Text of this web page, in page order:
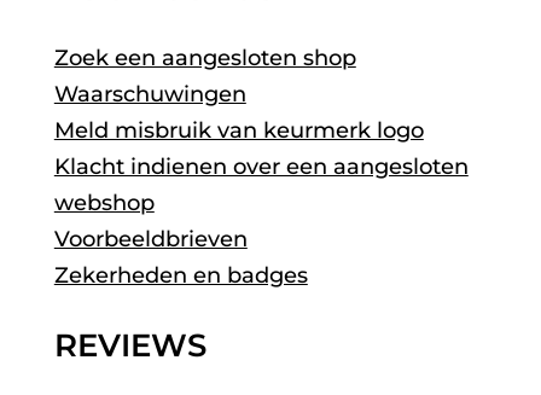
Zoek een aangesloten shop
Waarschuwingen
Meld misbruik van keurmerk logo
Klacht indienen over een aangesloten
webshop
Voorbeeldbrieven
Zekerheden en badges
REVIEWS